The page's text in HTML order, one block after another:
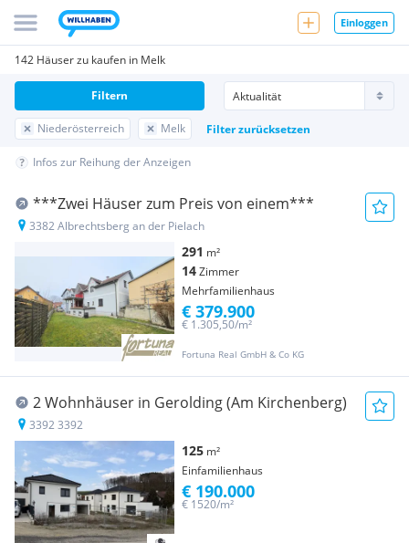
Einloggen
142 Häuser zu kaufen in Melk
Niederösterreich Melk Filter zurücksetzen
Filtern
Infos zur Reihung der Anzeigen
***Zwei Häuser zum Preis von einem***
3382 Albrechtsberg an der Pielach
291 m²
14Zimmer
Mehrfamilienhaus
Fortuna Real GmbH & Co KG
€ 1.305,50/m²
€ 379.900
2 Wohnhäuser in Gerolding (Am Kirchenberg)
3392 3392
125 m²
Einfamilienhaus
€ 1520/m²
€ 190.000